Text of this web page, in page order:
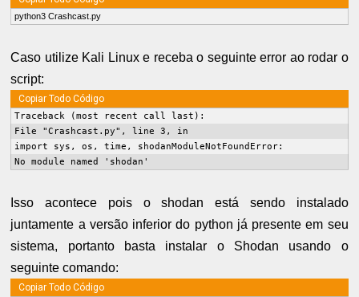
python3 Crashcast.py
Caso utilize Kali Linux e receba o seguinte error ao rodar o
script:
Copiar Todo Código
Traceback (most recent call last):
File "Crashcast.py", line 3, in
import sys, os, time, shodanModuleNotFoundError:
No module named 'shodan'
Isso acontece pois o shodan está sendo instalado
juntamente a versão inferior do python já presente em seu
sistema, portanto basta instalar o Shodan usando o
seguinte comando:
Copiar Todo Código